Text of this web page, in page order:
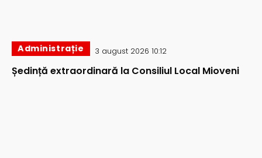
Administrație 3 august 2026 10:12
Ședință extraordinară la Consiliul Local Mioveni